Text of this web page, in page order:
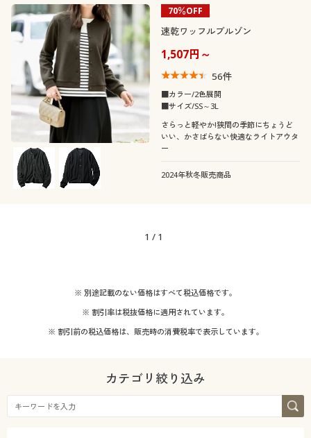
夏
価格
解除する
閉じる
70％OFF
速乾ワッフルブルゾン
1,507円～
56件
■カラー/2色展開
■サイズ/SS～3L
さらっと軽やか!狭間の季節にちょうど
いい、かさばらない快適なライトアウタ
ー
2024年秋冬販売商品
1 / 1
※ 別途記載のない価格はすべて税込価格です。
※ 割引率は税抜価格に適用されています。
※ 割引前の税込価格は、販売時の消費税率で表示しています。
カテゴリ絞り込み